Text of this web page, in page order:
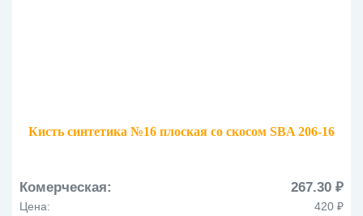
Кисть синтетика №16 плоская со скосом SBA 206-16
Комерческая: 267.30 ₽
Цена:
420 ₽